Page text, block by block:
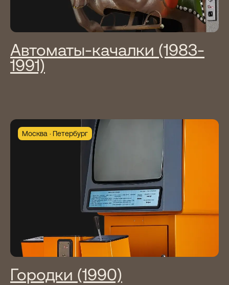
Автоматы-качалки (1983-
1991)
Москва Петербург
Городки (1990)
Отзывы наших посетителей — отдельный
вид искусства